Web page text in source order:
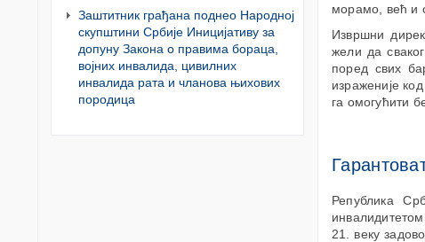
морамо, већ и
Извршни
жели да
поред свих
израженије
га омогућити
Република
21. веку
Заштитник грађана поднео Народној
скупштини Србије Иницијативу за
допуну Закона о правима бораца,
војних инвалида, цивилних
инвалида рата и чланова њихових
породица